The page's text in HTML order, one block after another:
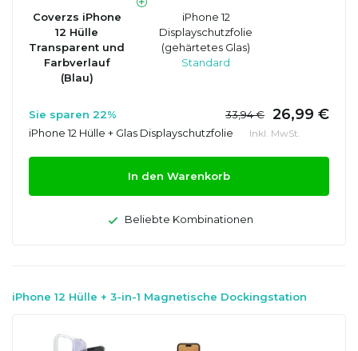
Coverzs iPhone
12 Hülle
Transparent und
Farbverlauf
(Blau)
iPhone 12
Displayschutzfolie
(gehärtetes Glas)
Standard
Sie sparen 22% 33,94 € 26,99 €
iPhone 12 Hülle + Glas Displayschutzfolie Inkl. MwSt.
In den Warenkorb
Beliebte Kombinationen
iPhone 12 Hülle + 3-in-1 Magnetische Dockingstation